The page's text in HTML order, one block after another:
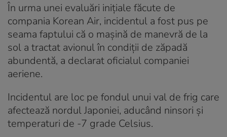
În urma unei evaluări inițiale făcute de
compania Korean Air, incidentul a fost pus pe
seama faptului că o mașină de manevră de la
sol a tractat avionul în condiții de zăpadă
abundentă, a declarat oficialul companiei
aeriene.
Incidentul are loc pe fondul unui val de frig care
afectează nordul Japoniei, aducând ninsori și
temperaturi de -7 grade Celsius.